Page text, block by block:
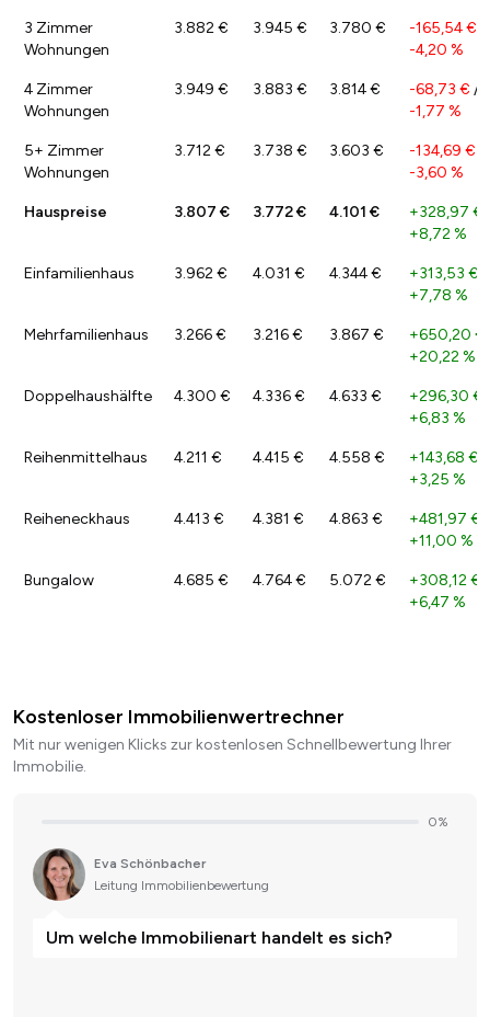
3 Zimmer
Wohnungen
3.882 € 3.945 € 3.780 € -165,54 €
-4,20 %
4 Zimmer
Wohnungen
3.949 € 3.883 € 3.814 € -68,73 € /
-1,77 %
5+ Zimmer
Wohnungen
3.712 € 3.738 € 3.603 € -134,69 €
-3,60 %
Hauspreise 3.807 € 3.772 € 4.101 € +328,97 €
+8,72 %
Einfamilienhaus 3.962 € 4.031 € 4.344 € +313,53 €
+7,78 %
Mehrfamilienhaus 3.266 € 3.216 € 3.867 € +650,20 €
+20,22 %
Doppelhaushälfte 4.300 € 4.336 € 4.633 € +296,30 €
+6,83 %
Reihenmittelhaus 4.211 € 4.415 € 4.558 € +143,68 €
+3,25 %
Reiheneckhaus 4.413 € 4.381 € 4.863 € +481,97 €
+11,00 %
Bungalow 4.685 € 4.764 € 5.072 € +308,12 €
+6,47 %
Kostenloser Immobilienwertrechner
Mit nur wenigen Klicks zur kostenlosen Schnellbewertung Ihrer
Immobilie.